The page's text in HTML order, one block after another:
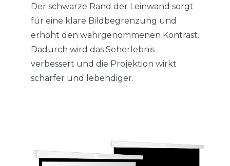
Der schwarze Rand der Leinwand sorgt
für eine klare Bildbegrenzung und
erhöht den wahrgenommenen Kontrast.
Dadurch wird das Seherlebnis
verbessert und die Projektion wirkt
schärfer und lebendiger.